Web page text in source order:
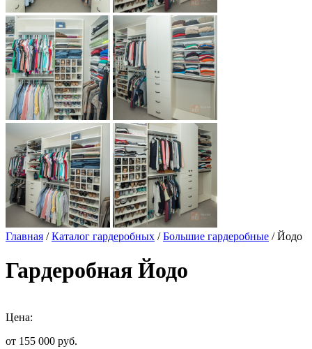
Главная /Каталог гардеробных /Большие гардеробные / Йодо
Гардеробная Йодо
Цена:
от 155 000 руб.